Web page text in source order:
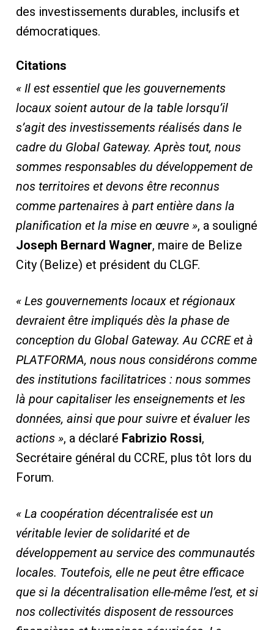
des investissements durables, inclusifs et
démocratiques.
Citations
« Il est essentiel que les gouvernements
locaux soient autour de la table lorsqu’il
s’agit des investissements réalisés dans le
cadre du Global Gateway. Après tout, nous
sommes responsables du développement de
nos territoires et devons être reconnus
comme partenaires à part entière dans la
planification et la mise en œuvre », a souligné
Joseph Bernard Wagner, maire de Belize
City (Belize) et président du CLGF.
« Les gouvernements locaux et régionaux
devraient être impliqués dès la phase de
conception du Global Gateway. Au CCRE et à
PLATFORMA, nous nous considérons comme
des institutions facilitatrices : nous sommes
là pour capitaliser les enseignements et les
données, ainsi que pour suivre et évaluer les
actions », a déclaré Fabrizio Rossi,
Secrétaire général du CCRE, plus tôt lors du
Forum.
« La coopération décentralisée est un
véritable levier de solidarité et de
développement au service des communautés
locales. Toutefois, elle ne peut être efficace
que si la décentralisation elle-même l’est, et si
nos collectivités disposent de ressources